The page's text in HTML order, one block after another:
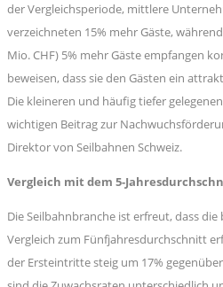
der Vergleichsperiode, mittlere
verzeichneten 15% mehr Gäste,
Mio. CHF) 5% mehr Gäste empfangen
beweisen, dass sie den Gästen ein
Die kleineren und häufig tiefer
wichtigen Beitrag zur
Direktor von Seilbahnen Schweiz.
Vergleich mit dem 5-
Die Seilbahnbranche ist erfreut, dass die
Vergleich zum Fünfjahresdurchschnitt
der Ersteintritte steig um 17%